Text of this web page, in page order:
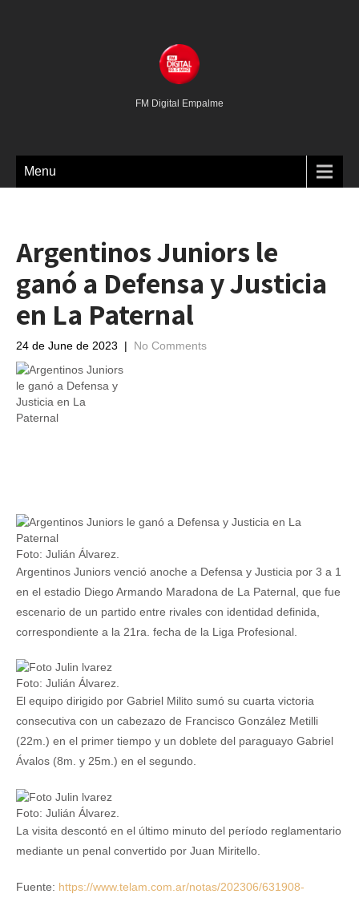
FM Digital Empalme
Menu
Argentinos Juniors le
ganó a Defensa y Justicia
en La Paternal
24 de June de 2023 | No Comments
Foto: Julián Álvarez.
Argentinos Juniors venció anoche a Defensa y Justicia por 3 a 1
en el estadio Diego Armando Maradona de La Paternal, que fue
escenario de un partido entre rivales con identidad definida,
correspondiente a la 21ra. fecha de la Liga Profesional.
Foto: Julián Álvarez.
El equipo dirigido por Gabriel Milito sumó su cuarta victoria
consecutiva con un cabezazo de Francisco González Metilli
(22m.) en el primer tiempo y un doblete del paraguayo Gabriel
Ávalos (8m. y 25m.) en el segundo.
Foto: Julián Álvarez.
La visita descontó en el último minuto del período reglamentario
mediante un penal convertido por Juan Miritello.
Fuente: https://www.telam.com.ar/notas/202306/631908-